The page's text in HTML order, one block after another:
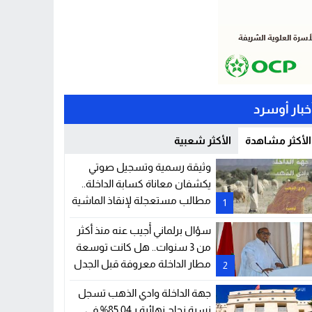
أوسرد
الأكثر مشاهدة الأكثر شعبية
1
وثيقة رسمية وتسجيل صوتي
يكشفان معاناة كسابة الداخلة..
مطالب مستعجلة لإنقاذ الماشية
2
سؤال برلماني أُجيب عنه منذ أكثر
من 3 سنوات.. هل كانت توسعة
مطار الداخلة معروفة قبل الجدل
جهة الداخلة وادي الذهب تسجل
نسبة نجاح نهائية بـ85.04% في